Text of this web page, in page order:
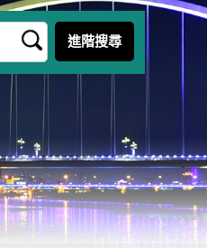
進階搜尋